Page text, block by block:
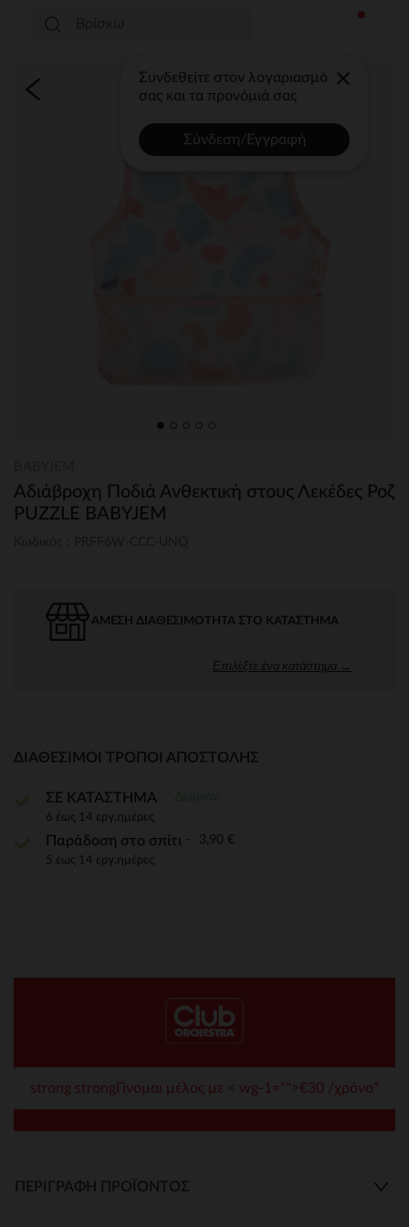
Συνδεθείτε στον λογαριασμό
σας και τα προνόμιά σας
Σύνδεση/Εγγραφή
Αδιάβροχη Ποδιά Ανθεκτική στους Λεκέδες Ροζ
PUZZLE BABYJEM
ΆΜΕΣΗ ΔΙΑΘΕΣΙΜΌΤΗΤΑ ΣΤΟ ΚΑΤΆΣΤΗΜΑ
Επιλέξτε ένα κατάστημα →
ΔΙΑΘΈΣΙΜΟΙ ΤΡΌΠΟΙ ΑΠΟΣΤΟΛΉΣ
ΣΕ ΚΑΤΑΣΤΗΜΑ
6 έως 14 εργ.ημέρες
Παράδοση στο σπίτι 3,90 €
5 έως 14 εργ.ημέρες
strong strongΓίνομαι μέλος με < wg-1="">€30 /χρόνο*
ΠΕΡΙΓΡΑΦΉ ΠΡΟΪΌΝΤΟΣ